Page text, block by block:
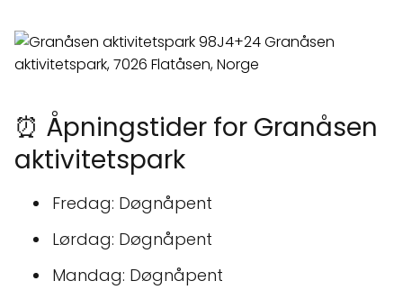
⏰ Åpningstider for Granåsen
aktivitetspark
Fredag: Døgnåpent
Lørdag: Døgnåpent
Mandag: Døgnåpent